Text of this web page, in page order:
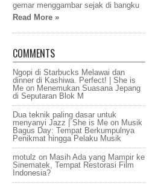
gemar menggambar sejak di bangku
Read More »
COMMENTS
Ngopi di Starbucks Melawai dan
dinner di Kashiwa. Perfect! | She is
Me on Menemukan Suasana Jepang
di Seputaran Blok M
Dua teknik paling dasar untuk
menyanyi Jazz | She is Me on Musik
Bagus Day: Tempat Berkumpulnya
Penikmat hingga Pelaku Musik
motulz on Masih Ada yang Mampir ke
Sinematek, Tempat Restorasi Film
Indonesia?